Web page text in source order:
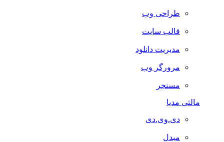
طراحی وب
قالب سایت
مدیریت دانلود
مرورگر وب
مسنجر
مالتی مدیا
دی.وی.دی
مبدل